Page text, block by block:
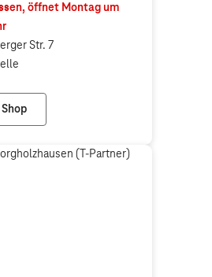
öffnet Montag um
Str. 7
Bührs Melle (Telekom Partner)